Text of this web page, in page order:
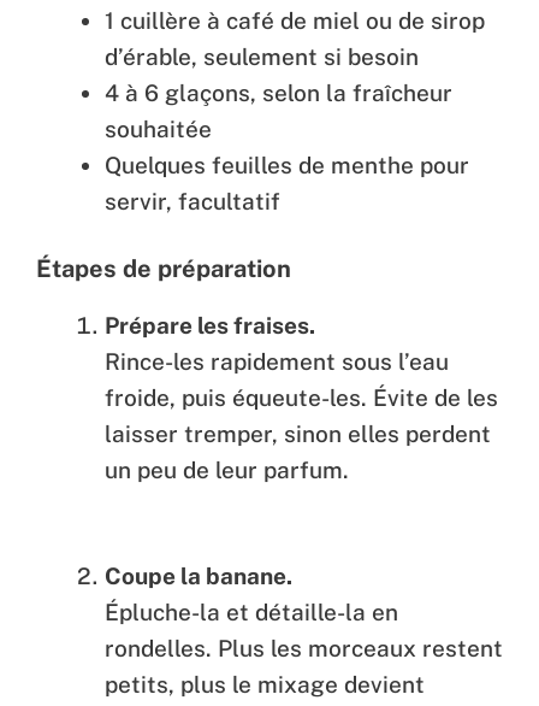
1 cuillère à café de miel ou de sirop
d’érable, seulement si besoin
4 à 6 glaçons, selon la fraîcheur
souhaitée
Quelques feuilles de menthe pour
servir, facultatif
Étapes de préparation
Prépare les fraises.
Rince-les rapidement sous l’eau
froide, puis équeute-les. Évite de les
laisser tremper, sinon elles perdent
un peu de leur parfum.
Coupe la banane.
Épluche-la et détaille-la en
rondelles. Plus les morceaux restent
petits, plus le mixage devient